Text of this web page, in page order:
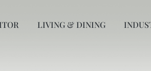
LIVING & DINING